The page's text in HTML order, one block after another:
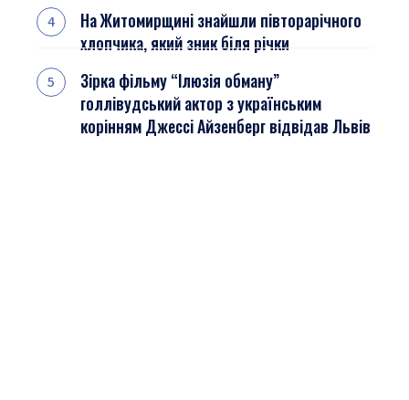
На Житомирщині знайшли півторарічного
хлопчика, який зник біля річки
Зірка фільму “Ілюзія обману”
голлівудський актор з українським
корінням Джессі Айзенберг відвідав Львів